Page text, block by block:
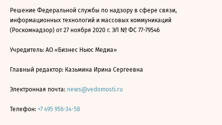
Решение Федеральной службы по надзору в сфере связи,
информационных технологий и массовых коммуникаций
(Роскомнадзор) от 27 ноября 2020 г. ЭЛ № ФС 77-79546
Учредитель: АО «Бизнес Ньюс Медиа»
Главный редактор: Казьмина Ирина Сергеевна
Электронная почта: news@vedomosti.ru
Телефон: +7 495 956-34-58